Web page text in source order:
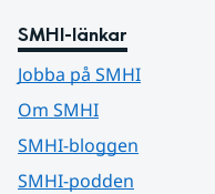
SMHI-länkar
Jobba på SMHI
Om SMHI
SMHI-bloggen
SMHI-podden